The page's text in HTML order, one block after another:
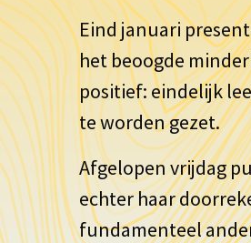
Eind januari
het beoogde
positief: eindelijk
te worden gezet.
Afgelopen vrijdag
echter haar
fundamenteel